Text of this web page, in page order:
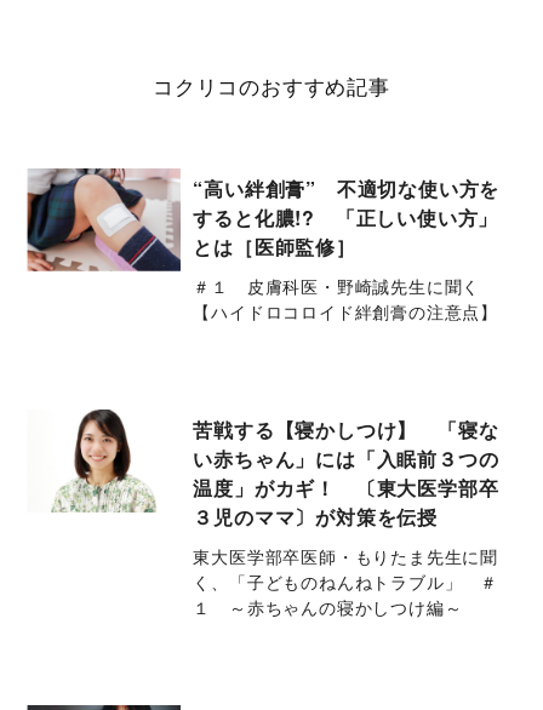
コクリコのおすすめ記事
“高い絆創膏” 不適切な使い方を
すると化膿!? 「正しい使い方」
とは［医師監修］
＃１ 皮膚科医・野崎誠先生に聞く
【ハイドロコロイド絆創膏の注意点】
苦戦する【寝かしつけ】 「寝な
い赤ちゃん」には「入眠前３つの
温度」がカギ！ 〔東大医学部卒
３児のママ〕が対策を伝授
東大医学部卒医師・もりたま先生に聞
く、「子どものねんねトラブル」 ＃
１ ～赤ちゃんの寝かしつけ編～